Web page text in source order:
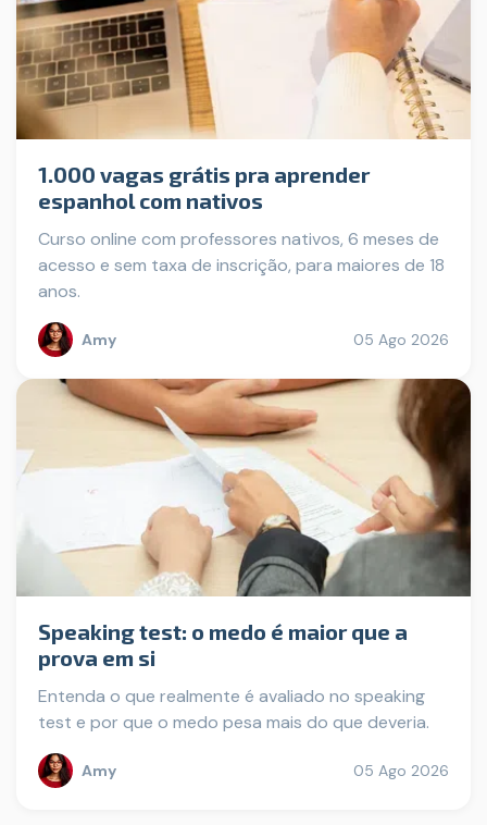
1.000 vagas grátis pra aprender
espanhol com nativos
Curso online com professores nativos, 6 meses de
acesso e sem taxa de inscrição, para maiores de 18
anos.
Amy 05 Ago 2026
Speaking test: o medo é maior que a
prova em si
Entenda o que realmente é avaliado no speaking
test e por que o medo pesa mais do que deveria.
Amy 05 Ago 2026